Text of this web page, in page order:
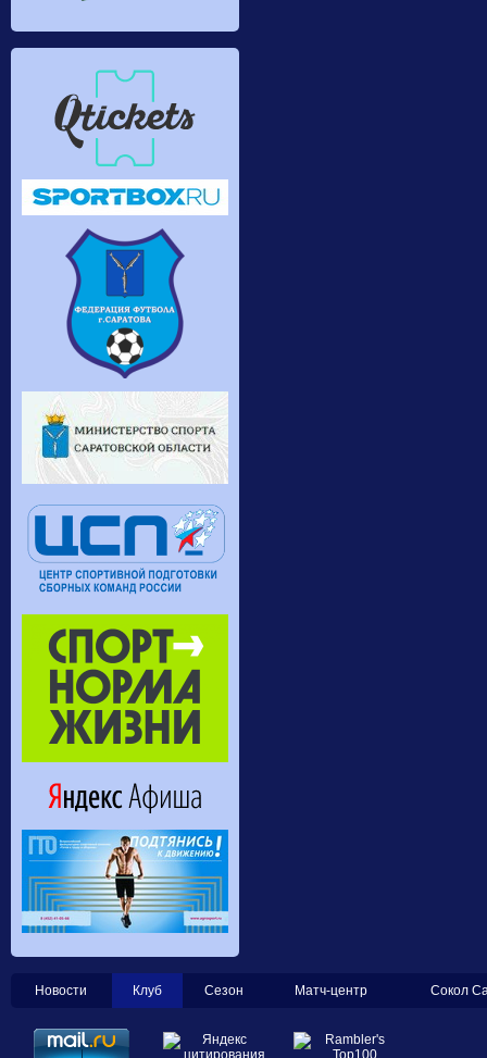
Новости Клуб Сезон Матч-центр Сокол